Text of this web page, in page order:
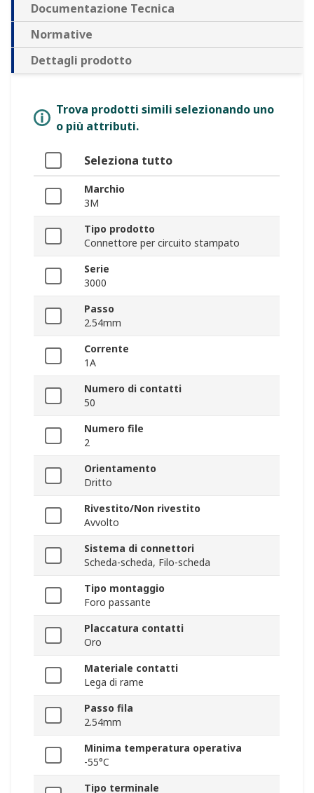
Documentazione Tecnica
Normative
Dettagli prodotto
Trova prodotti simili selezionando uno
o più attributi.
Seleziona tutto
Marchio
3M
Tipo prodotto
Connettore per circuito stampato
Serie
3000
Passo
2.54mm
Corrente
1A
Numero di contatti
50
Numero file
2
Orientamento
Dritto
Rivestito/Non rivestito
Avvolto
Sistema di connettori
Scheda-scheda, Filo-scheda
Tipo montaggio
Foro passante
Placcatura contatti
Oro
Materiale contatti
Lega di rame
Passo fila
2.54mm
Minima temperatura operativa
-55°C
Tipo terminale